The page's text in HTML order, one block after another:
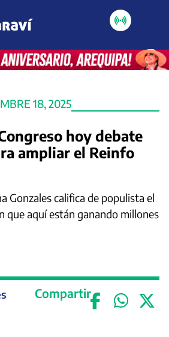
18, 2025
hoy debate
ampliar el Reinfo
Gonzales califica de populista el
que aquí están ganando millones
Compartir